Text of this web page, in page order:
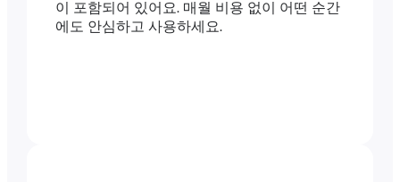
이 포함되어 있어요. 매월 비용 없이 어떤 순간
에도 안심하고 사용하세요.